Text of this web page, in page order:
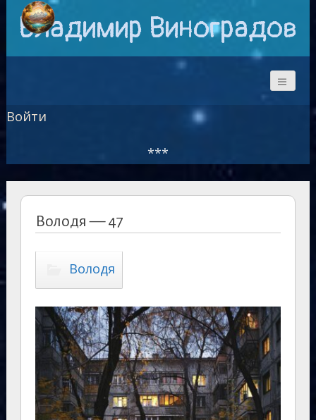
Владимир Виноградов
Войти
***
Володя — 47
Володя